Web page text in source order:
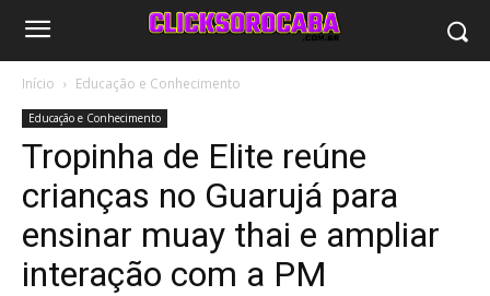
Início Educação e Conhecimento
Educação e Conhecimento
Tropinha de Elite reúne
crianças no Guarujá para
ensinar muay thai e ampliar
interação com a PM